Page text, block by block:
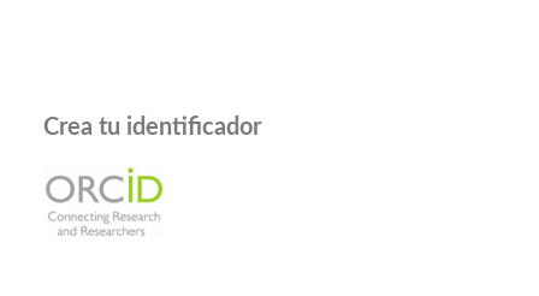
Crea tu identificador